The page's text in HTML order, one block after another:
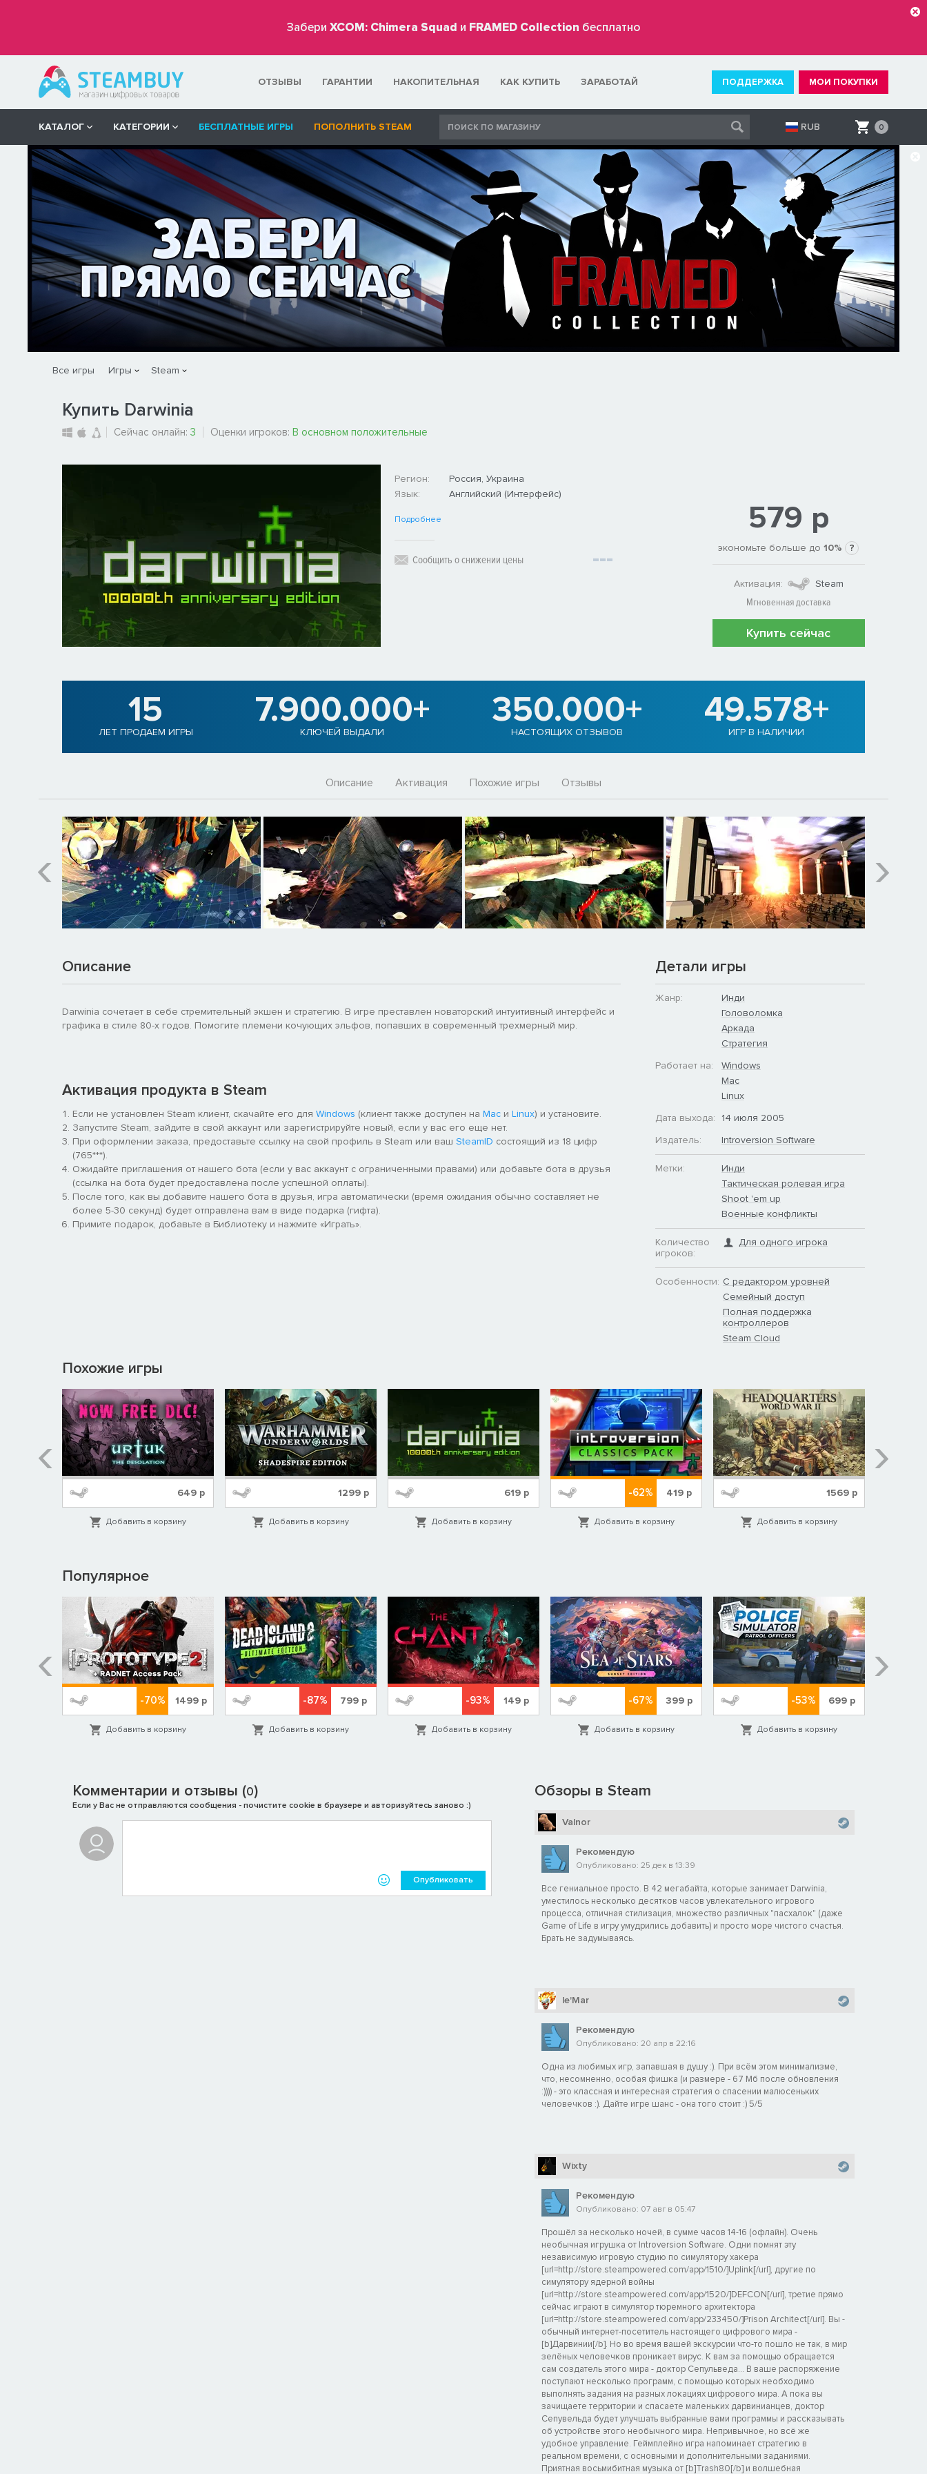
Забери XCOM: Chimera Squad и FRAMED Collection бесплатно
ОТЗЫВЫ ГАРАНТИИ НАКОПИТЕЛЬНАЯ КАК КУПИТЬ ЗАРАБОТАЙ ПОДДЕРЖКА МОИ ПОКУПКИ
КАТАЛОГ КАТЕГОРИИ БЕСПЛАТНЫЕ ИГРЫ ПОПОЛНИТЬ STEAM RUB 0
Все игры Игры Steam
Купить Darwinia
Сейчас онлайн: 3 Оценки игроков: В основном положительные
Регион:
Россия, Украина
Язык:
Английский (Интерфейс)
Подробнее
Сообщить о снижении цены
579 р
экономьте больше до10% ?
Активация:
Steam
Мгновенная доставка
Купить сейчас
15
ЛЕТ ПРОДАЕМ ИГРЫ
7.900.000+
КЛЮЧЕЙ ВЫДАЛИ
350.000+
НАСТОЯЩИХ ОТЗЫВОВ
49.578+
ИГР В НАЛИЧИИ
Описание Активация Похожие игры Отзывы
Описание
Darwinia сочетает в себе стремительный экшен и стратегию. В игре преставлен новаторский интуитивный интерфейс и
графика в стиле 80-х годов. Помогите племени кочующих эльфов, попавших в современный трехмерный мир.
Активация продукта в Steam
Если не установлен Steam клиент, скачайте его для Windows (клиент также доступен на Mac и Linux) и установите.
Запустите Steam, зайдите в свой аккаунт или зарегистрируйте новый, если у вас его еще нет.
При оформлении заказа, предоставьте ссылку на свой профиль в Steam или ваш SteamID состоящий из 18 цифр
(765***).
Ожидайте приглашения от нашего бота (если у вас аккаунт с ограниченными правами) или добавьте бота в друзья
(ссылка на бота будет предоставлена после успешной оплаты).
После того, как вы добавите нашего бота в друзья, игра автоматически (время ожидания обычно составляет не
более 5-30 секунд) будет отправлена вам в виде подарка (гифта).
Примите подарок, добавьте в Библиотеку и нажмите «Играть».
Детали игры
Жанр:
Инди
Головоломка
Аркада
Стратегия
Работает на:
Windows
Mac
Linux
Дата выхода:
14 июля 2005
Издатель:
Introversion Software
Метки:
Инди
Тактическая ролевая игра
Shoot 'em up
Военные конфликты
Количество
игроков:
Для одного игрока
Особенности: С редактором уровней
Семейный доступ
Полная поддержка
контроллеров
Steam Cloud
Похожие игры
649р
Добавить в корзину
1299 р
Добавить в корзину
619р
Добавить в корзину
-62% 419 р
Добавить в корзину
1569 р
Добавить в корзину
Популярное
-70% 1499р
Добавить в корзину
-87% 799 р
Добавить в корзину
-93% 149 р
Добавить в корзину
-67% 399 р
Добавить в корзину
-53% 699 р
Добавить в корзину
Комментарии и отзывы (0)
Если у Вас не отправляются сообщения - почистите cookie в браузере и авторизуйтесь заново :)
Опубликовать
Обзоры в Steam
Valnor
Рекомендую
Опубликовано: 25 дек в 13:39
Все гениальное просто. В 42 мегабайта, которые занимает Darwinia,
уместилось несколько десятков часов увлекательного игрового
процесса, отличная стилизация, множество различных "пасхалок" (даже
Game of Life в игру умудрились добавить) и просто море чистого счастья.
Брать не задумываясь.
le'Mar
Рекомендую
Опубликовано: 20 апр в 22:16
Одна из любимых игр, запавшая в душу :). При всём этом минимализме,
что, несомненно, особая фишка (и размере - 67 Мб после обновления
:)))) - это классная и интересная стратегия о спасении малюсеньких
человечков :). Дайте игре шанс - она того стоит :) 5/5
Wixty
Рекомендую
Опубликовано: 07 авг в 05:47
Прошёл за несколько ночей, в сумме часов 14-16 (офлайн). Очень
необычная игрушка от Introversion Software. Одни помнят эту
независимую игровую студию по симулятору хакера
[url=http://store.steampowered.com/app/1510/]Uplink[/url], другие по
симулятору ядерной войны
[url=http://store.steampowered.com/app/1520/]DEFCON[/url], третие прямо
сейчас играют в симулятор тюремного архитектора
[url=http://store.steampowered.com/app/233450/]Prison Architect[/url]. Вы -
обычный интернет-посетитель настоящего цифрового мира -
[b]Дарвинии[/b]. Но во время вашей экскурсии что-то пошло не так, в мир
зелёных человечков проникает вирус. К вам за помощью обращается
cам создатель этого мира - доктор Сепульведа... В ваше распоряжение
поступают несколько программ, с помощью которых необходимо
выполнять задания на разных локациях цифрового мира. А пока вы
зачищаете территории и спасаете маленьких дарвинианцев, доктор
Сепувельда будет улучшать выбранные вами программы и рассказывать
об устройстве этого необычного мира. Непривычное, но всё же
удобное управление. Геймплейно игра напоминает стратегию в
реальном времени, с основными и дополнительными заданиями.
Приятная восьмибитная музыка от [b]Trash80[/b] и волшебная